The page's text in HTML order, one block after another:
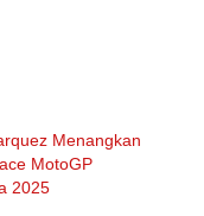
Menangkan
MotoGP
2025